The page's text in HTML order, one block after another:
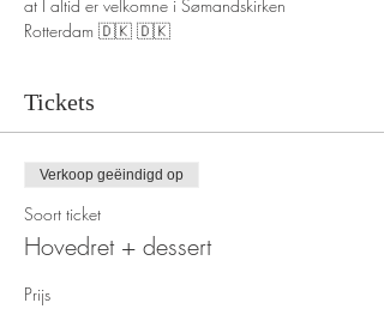
at I altid er velkomne i Sømandskirken
Rotterdam 🇩🇰 🇩🇰
Tickets
Verkoop geëindigd op
Soort ticket
Hovedret + dessert
Prijs